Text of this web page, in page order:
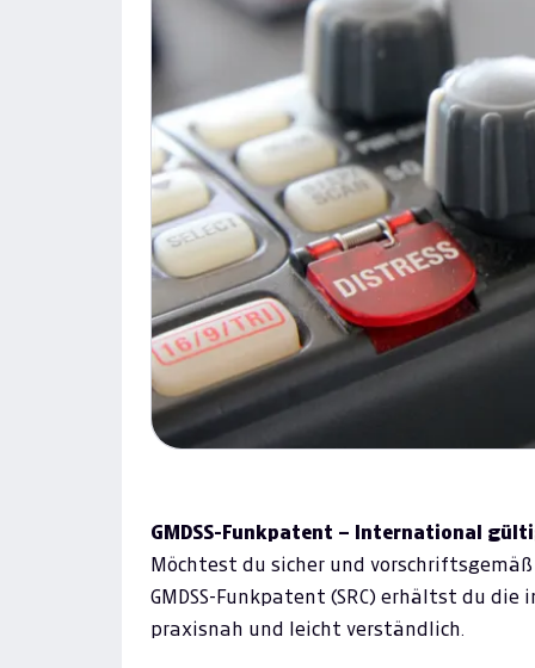
GMDSS-Funkpatent – International
Möchtest du sicher und
GMDSS-Funkpatent (SRC) erhältst du
praxisnah und leicht verständlich.